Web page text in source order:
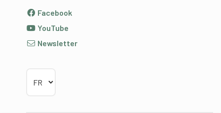
Facebook
YouTube
Newsletter